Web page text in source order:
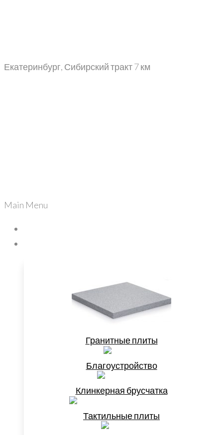
Екатеринбург, Сибирский тракт 7 км
Main Menu
Гранитные плиты
Благоустройство
Клинкерная брусчатка
Тактильные плиты